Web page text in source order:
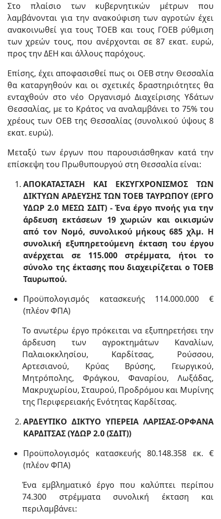
Στο πλαίσιο των κυβερνητικών μέτρων που
λαμβάνονται για την ανακούφιση των αγροτών έχει
ανακοινωθεί για τους ΤΟΕΒ και τους ΓΟΕΒ ρύθμιση
των χρεών τους, που ανέρχονται σε 87 εκατ. ευρώ,
προς την ΔΕΗ και άλλους παρόχους.
Επίσης, έχει αποφασισθεί πως οι ΟΕΒ στην Θεσσαλία
θα καταργηθούν και οι σχετικές δραστηριότητες θα
ενταχθούν στο νέο Οργανισμό Διαχείρισης Υδάτων
Θεσσαλίας, με το Κράτος να αναλαμβάνει το 75% του
χρέους των ΟΕΒ της Θεσσαλίας (συνολικού ύψους 8
εκατ. ευρώ).
Μεταξύ των έργων που παρουσιάσθηκαν κατά την
επίσκεψη του Πρωθυπουργού στη Θεσσαλία είναι:
ΑΠΟΚΑΤΑΣΤΑΣΗ ΚΑΙ ΕΚΣΥΓΧΡΟΝΙΣΜΟΣ ΤΩΝ
ΔΙΚΤΥΩΝ ΑΡΔΕΥΣΗΣ ΤΩΝ ΤΟΕΒ ΤΑΥΡΩΠΟΥ (ΕΡΓΟ
ΥΔΩΡ 2.0 ΜΕΣΩ ΣΔΙΤ) -Ένα έργο πνοής για την
άρδευση εκτάσεων 19 χωριών και οικισμών
από τον Νομό, συνολικού μήκους 685 χλμ. Η
συνολική εξυπηρετούμενη έκταση του έργου
ανέρχεται σε 115.000 στρέμματα, ήτοι το
σύνολο της έκτασης που διαχειρίζεται ο ΤΟΕΒ
Ταυρωπού.
Προϋπολογισμός κατασκευής 114.000.000 €
(πλέον ΦΠΑ)
Το ανωτέρω έργο πρόκειται να εξυπηρετήσει την
άρδευση των αγροκτημάτων Καναλίων,
Παλαιοκκλησίου, Καρδίτσας, Ρούσσου,
Αρτεσιανού, Κρύας Βρύσης, Γεωργικού,
Μητρόπολης, Φράγκου, Φαναρίου, Λωξάδας,
Μακρυχωρίου, Σταυρού, Προδρόμου και Μυρίνης
της Περιφερειακής Ενότητας Καρδίτσας.
ΑΡΔΕΥΤΙΚΟ ΔΙΚΤΥΟ ΥΠΕΡΕΙΑ ΛΑΡΙΣΑΣ-ΟΡΦΑΝΑ
ΚΑΡΔΙΤΣΑΣ (ΥΔΩΡ 2.0 (ΣΔΙΤ))
Προϋπολογισμός κατασκευής 80.148.358 εκ. €
(πλέον ΦΠΑ)
Ένα εμβληματικό έργο που καλύπτει περίπου
74.300 στρέμματα συνολική έκταση και
περιλαμβάνει: